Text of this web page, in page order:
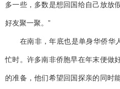
多一些，多数是想回国给自己放放
好友聚一聚。”
在南非，年底也是单身华侨华人
忙时。许多南非侨胞早在年末便做
的准备，他们希望回国探亲的同时